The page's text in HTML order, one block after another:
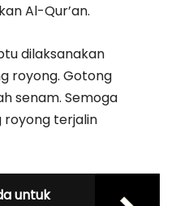
Al-Qur’an.
dilaksanakan
royong. Gotong
senam. Semoga
royong terjalin
untuk